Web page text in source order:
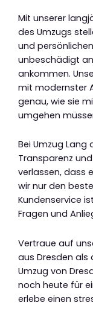
Mit unserer
des Umzugs
und
unbeschädigt
ankommen.
mit modernster
genau, wie sie
umgehen
Bei Umzug Lang
Transparenz
verlassen, dass
wir nur den
Kundenservice
Fragen und
Vertraue auf
aus Dresden als
Umzug von
noch heute für
erlebe einen